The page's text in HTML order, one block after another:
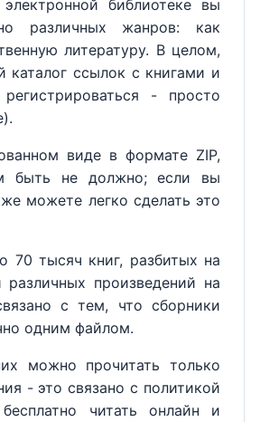
библиотеке вы
различных жанров: как
литературу. В целом,
каталог ссылок с книгами и
- просто
виде в формате ZIP,
быть не должно; если вы
можете легко сделать это
70 тысяч книг, разбитых на
произведений на
с тем, что сборники
одним файлом.
можно прочитать только
- это связано с политикой
читать онлайн и